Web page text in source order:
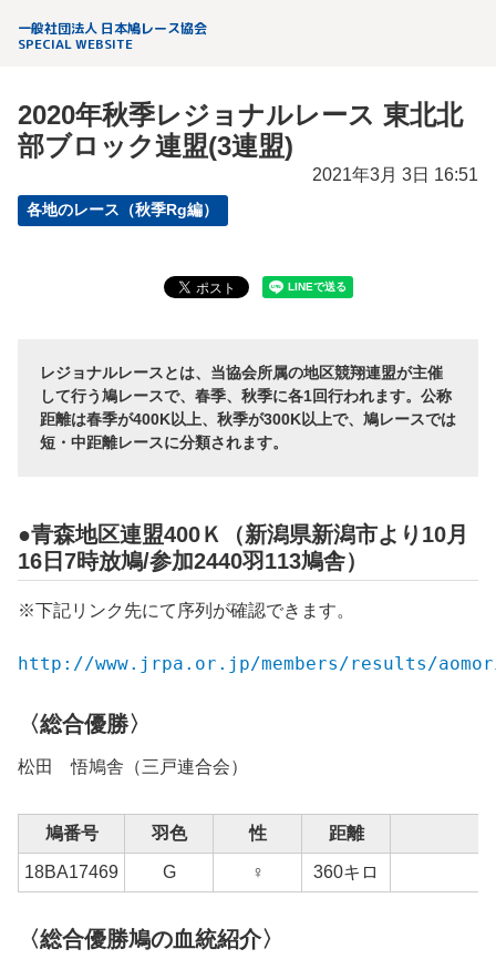
一般社団法人 日本鳩レース協会
SPECIAL WEBSITE
2020年秋季レジョナルレース 東北北
部ブロック連盟(3連盟)
2021年3月 3日 16:51
各地のレース（秋季Rg編）
レジョナルレースとは、当協会所属の地区競翔連盟が主催
して行う鳩レースで、春季、秋季に各1回行われます。公称
距離は春季が400K以上、秋季が300K以上で、鳩レースでは
短・中距離レースに分類されます。
●青森地区連盟400Ｋ（新潟県新潟市より10月
16日7時放鳩/参加2440羽113鳩舎）
※下記リンク先にて序列が確認できます。
http://www.jrpa.or.jp/members/results/
〈総合優勝〉
松田 悟鳩舎（三戸連合会）
鳩番号 羽色 性 距離
18BA17469 G ♀ 360キロ
〈総合優勝鳩の血統紹介〉